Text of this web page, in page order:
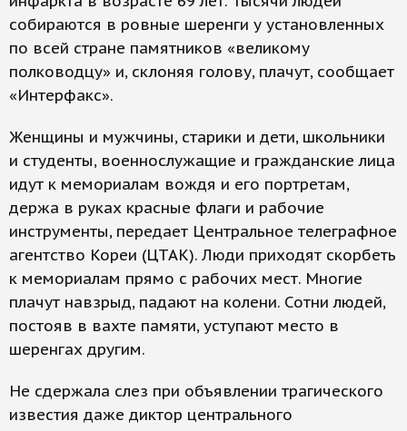
собираются в ровные шеренги у установленных
по всей стране памятников «великому
полководцу» и, склоняя голову, плачут, сообщает
«Интерфакс».
Женщины и мужчины, старики и дети, школьники
и студенты, военнослужащие и гражданские лица
идут к мемориалам вождя и его портретам,
держа в руках красные флаги и рабочие
инструменты, передает Центральное телеграфное
агентство Кореи (ЦТАК). Люди приходят скорбеть
к мемориалам прямо с рабочих мест. Многие
плачут навзрыд, падают на колени. Сотни людей,
постояв в вахте памяти, уступают место в
шеренгах другим.
Не сдержала слез при объявлении трагического
известия даже диктор центрального